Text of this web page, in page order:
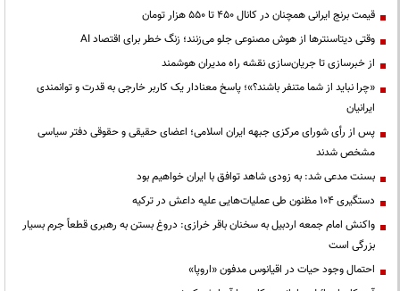
قیمت‌ برنج ایرانی همچنان در کانال ۴۵۰ تا ۵۵۰ هزار تومان
وقتی دیتاسنترها از هوش مصنوعی جلو می‌زنند؛ زنگ خطر برای اقتصاد AI
از خبرسازی تا جریان‌سازی نقشه راه مدیران هوشمند
«چرا نباید از شما متنفر باشند؟»؛ پاسخ معنادار یک کاربر خارجی به قدرت و توانمندی
ایرانیان
پس از رأی شورای مرکزی جبهه ایران اسلامی؛ اعضای حقیقی و حقوقی دفتر سیاسی
مشخص شدند
بسنت مدعی شد: به زودی شاهد توافق با ایران خواهیم بود
دستگیری ۱۰۴ مظنون طی عملیات‌هایی علیه داعش در ترکیه
واکنش امام جمعه اردبیل به سخنان باقر خرازی: دروغ بستن به رهبری قطعاً جرم بسیار
بزرگی است
احتمال وجود حیات در اقیانوس مدفون «اروپا»